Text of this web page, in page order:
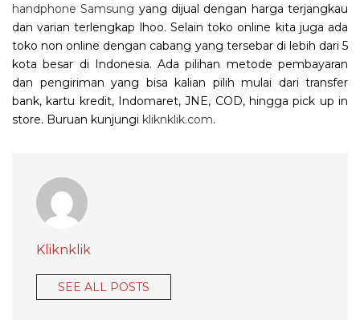
handphone Samsung yang dijual dengan harga terjangkau
dan varian terlengkap lhoo. Selain toko online kita juga ada
toko non online dengan cabang yang tersebar di lebih dari 5
kota besar di Indonesia. Ada pilihan metode pembayaran
dan pengiriman yang bisa kalian pilih mulai dari transfer
bank, kartu kredit, Indomaret, JNE, COD, hingga pick up in
store. Buruan kunjungi kliknklik.com.
Kliknklik
SEE ALL POSTS